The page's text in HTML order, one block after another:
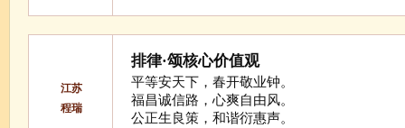
江苏
程瑞
排律·颂核心价值观
平等安天下，春开敬业钟。
福昌诚信路，心爽自由风。
公正生良策，和谐衍惠声。